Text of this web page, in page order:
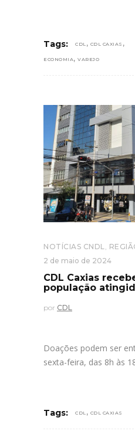
Tags: CDL , CDL CAXIAS ,
ECONOMIA, VAREJO
NOTÍCIAS CNDL,
2 de maio de 2024
CDL Caxias
população
por CDL
Doações podem ser
sexta-feira, das 8h às
Tags: CDL , CDL CAXIAS